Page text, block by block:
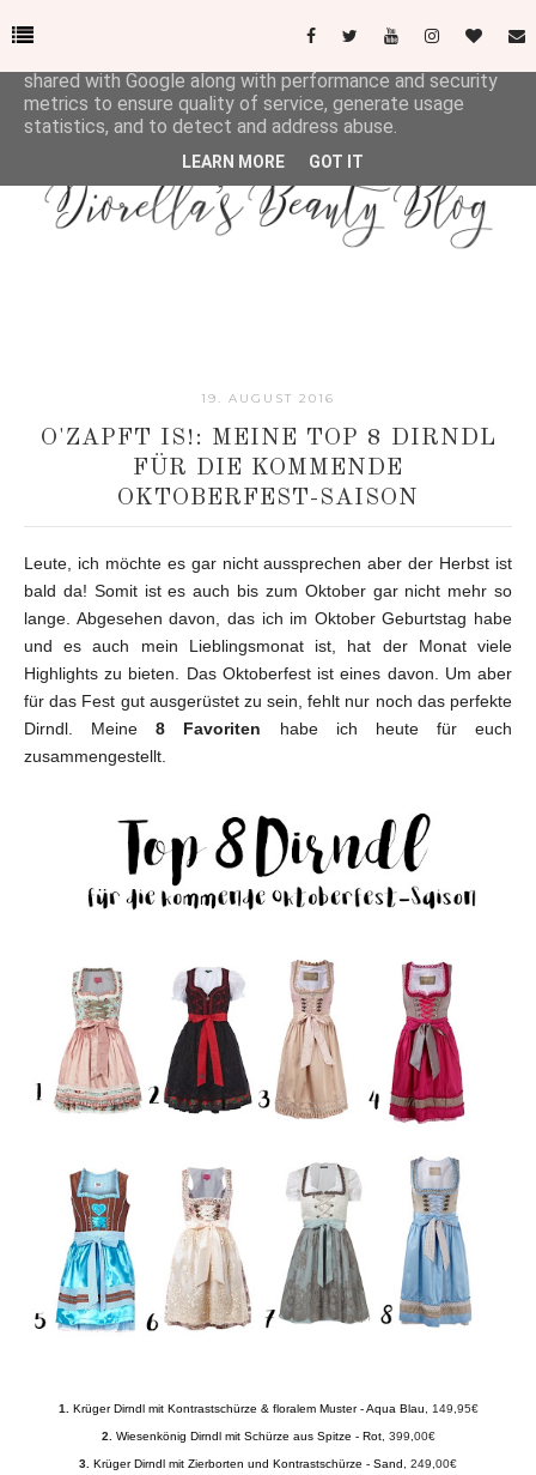
19. AUGUST 2016
O'ZAPFT IS!: MEINE TOP 8 DIRNDL
FÜR DIE KOMMENDE
OKTOBERFEST-SAISON
Leute, ich möchte es gar nicht aussprechen aber der Herbst ist
bald da! Somit ist es auch bis zum Oktober gar nicht mehr so
lange. Abgesehen davon, das ich im Oktober Geburtstag habe
und es auch mein Lieblingsmonat ist, hat der Monat viele
Highlights zu bieten. Das Oktoberfest ist eines davon. Um aber
für das Fest gut ausgerüstet zu sein, fehlt nur noch das perfekte
Dirndl. Meine8 Favoriten habe ich heute für euch
zusammengestellt.
1. Krüger Dirndl mit Kontrastschürze & floralem Muster - Aqua Blau , 149,95€
2. Wiesenkönig Dirndl mit Schürze aus Spitze - Rot, 399,00€
3. Krüger Dirndl mit Zierborten und Kontrastschürze - Sand , 249,00€
This site uses cookies from Google to deliver its services
shared with Google along with performance and security
metrics to ensure quality of service, generate usage
statistics, and to detect and address abuse.
LEARN MORE GOT IT